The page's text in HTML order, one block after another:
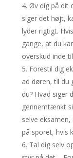
Øv dig på dit
siger det højt,
lyder rigtigt.
gange, at du
overskud inde
Forestil dig
ad døren, til du
du? Hvad siger
gennemtænkt
selve
på sporet, hvis
Tal dig selv